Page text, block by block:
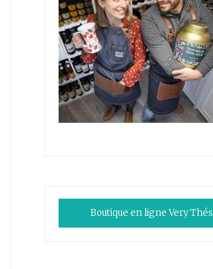
Boutique en ligne Very Thés